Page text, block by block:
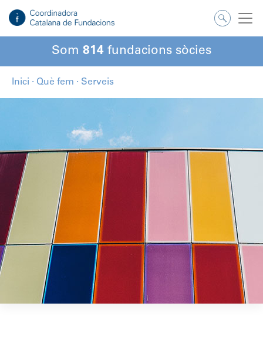
Som 814 fundacions sòcies
Inici · Què fem · Serveis